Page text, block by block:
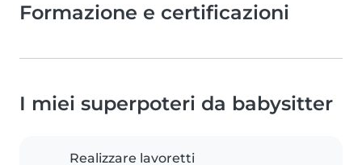
Formazione e certificazioni
I miei superpoteri da babysitter
Realizzare lavoretti